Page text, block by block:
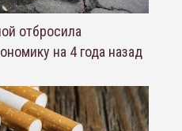
отбросила
на 4 года назад